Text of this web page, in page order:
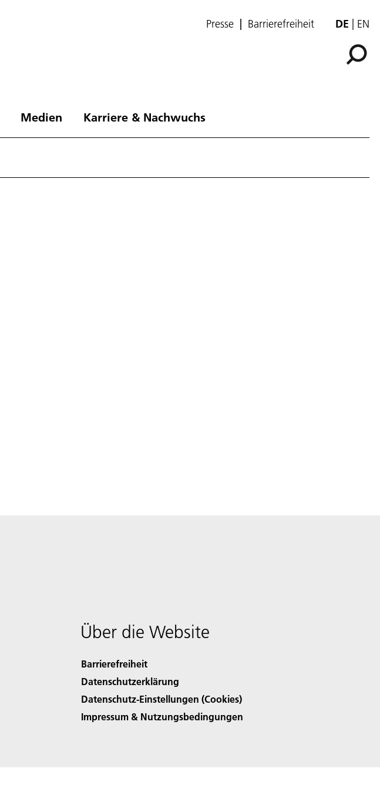
Presse Barrierefreiheit DE EN
Medien Karriere & Nachwuchs
Über die Website
Barrierefreiheit
Datenschutzerklärung
Datenschutz-Einstellungen (Cookies)
Impressum & Nutzungsbedingungen